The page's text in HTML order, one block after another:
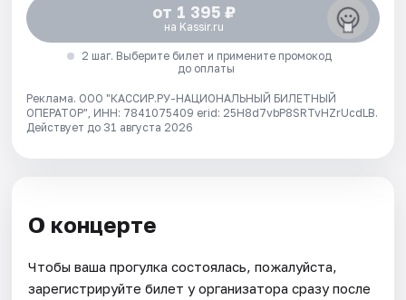
от 1 395 ₽
на Kassir.ru
2 шаг. Выберите билет и примените промокод
до оплаты
Реклама. ООО "КАССИР.РУ-НАЦИОНАЛЬНЫЙ БИЛЕТНЫЙ
ОПЕРАТОР", ИНН: 7841075409 erid: 25H8d7vbP8SRTvHZrUcdLB.
Действует до 31 августа 2026
О концерте
Чтобы ваша прогулка состоялась, пожалуйста,
зарегистрируйте билет у организатора сразу после